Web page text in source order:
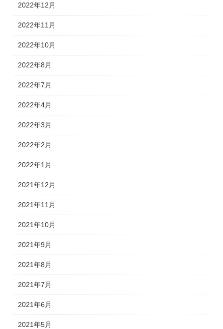
2022年12月
2022年11月
2022年10月
2022年8月
2022年7月
2022年4月
2022年3月
2022年2月
2022年1月
2021年12月
2021年11月
2021年10月
2021年9月
2021年8月
2021年7月
2021年6月
2021年5月